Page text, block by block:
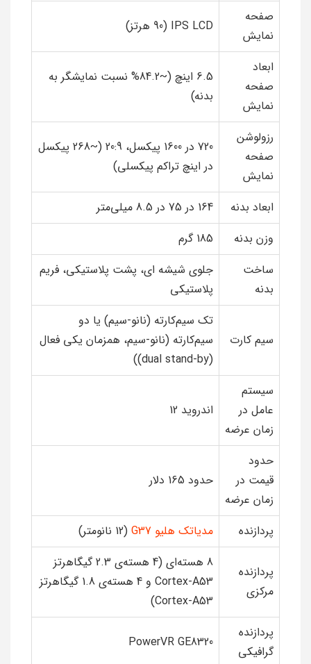
صفحه
نمایش
IPS LCD (90 هرتز)
ابعاد
صفحه
نمایش
6.5 اینچ (~84.2% نسبت نمایشگر به
بدنه)
رزولوشن
صفحه
نمایش
720 در 1600 پیکسل، 20:9 (~268 پیکسل
در اینچ تراکم پیکسلی)
ابعاد بدنه
164 در 75 در 8.5 میلی‌متر
وزن بدنه
185 گرم
ساخت
بدنه
جلوی شیشه ای، پشت پلاستیکی، فریم
پلاستیکی
سیم کارت
تک سیم‌کارته (نانو-سیم) یا دو
سیم‌کارته (نانو-سیم، همزمان یکی فعال
(dual stand-by))
سیستم
عامل در
زمان عرضه
اندروید 12
حدود
قیمت در
زمان عرضه
حدود 165 دلار
پردازنده مدیاتک هلیو G37 (12 نانومتر)
پردازنده
مرکزی
8 هسته‌ای (4 هسته‌ی 2.3 گیگاهرتز
Cortex-A53 و 4 هسته‌ی 1.8 گیگاهرتز
Cortex-A53)
پردازنده
گرافیکی
PowerVR GE8320